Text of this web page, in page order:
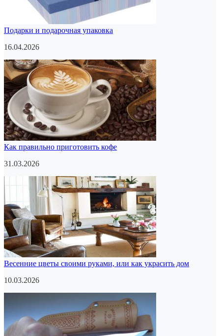
Подарки и подарочная упаковка
16.04.2026
Как правильно приготовить кофе
31.03.2026
Весенние цветы своими руками, или как украсить дом
10.03.2026